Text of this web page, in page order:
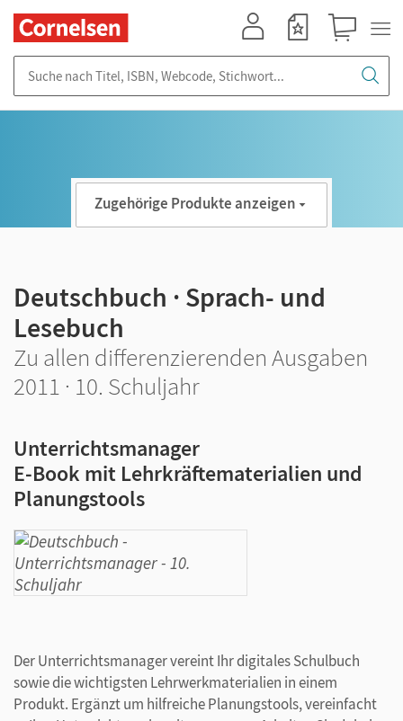
Zugehörige Produkte anzeigen
Deutschbuch · Sprach- und
Lesebuch
Zu allen differenzierenden Ausgaben
2011 · 10. Schuljahr
Unterrichtsmanager
E-Book mit Lehrkräftematerialien und
Planungstools
Der Unterrichtsmanager vereint Ihr digitales Schulbuch
sowie die wichtigsten Lehrwerkmaterialien in einem
Produkt. Ergänzt um hilfreiche Planungstools, vereinfacht